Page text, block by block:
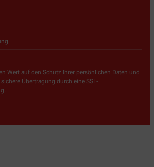
Wert auf den Schutz Ihrer persönlichen Daten und
Übertragung durch eine SSL-